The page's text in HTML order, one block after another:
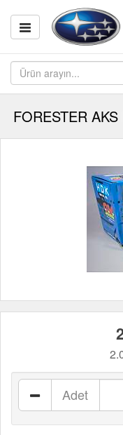
FORESTER
Adet